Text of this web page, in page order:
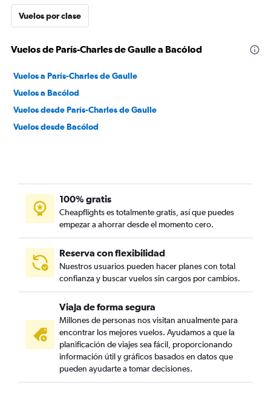
Vuelos por clase
Vuelos de París-Charles de Gaulle a Bacólod
Vuelos a París-Charles de Gaulle
Vuelos a Bacólod
Vuelos desde París-Charles de Gaulle
Vuelos desde Bacólod
100% gratis
Cheapflights es totalmente gratis, así que puedes
empezar a ahorrar desde el momento cero.
Reserva con flexibilidad
Nuestros usuarios pueden hacer planes con total
confianza y buscar vuelos sin cargos por cambios.
Viaja de forma segura
Millones de personas nos visitan anualmente para
encontrar los mejores vuelos. Ayudamos a que la
planificación de viajes sea fácil, proporcionando
información útil y gráficos basados en datos que
pueden ayudarte a tomar decisiones.